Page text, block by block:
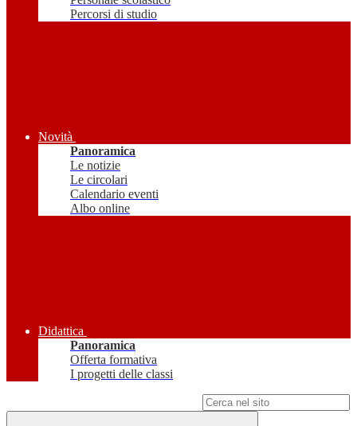
Percorsi di studio
Novità
Panoramica
Le notizie
Le circolari
Calendario eventi
Albo online
Didattica
Panoramica
Offerta formativa
I progetti delle classi